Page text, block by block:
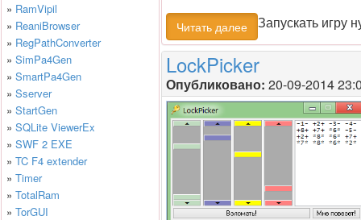
» RamVipil
» ReaniBrowser
» RegPathConverter
» SimPa4Gen
» SmartPa4Gen
» Sserver
» StartGen
» SQLite ViewerEx
» SWF 2 EXE
» TC F4 extender
» Timer
» TotalRam
» TorGUI
Запускать игру
Читать далее
LockPicker
Опубликовано: 20-09-2014